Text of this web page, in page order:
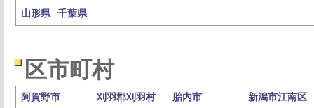
山形県
千葉県
区市町村
阿賀野市 刈羽郡刈羽村 胎内市
新潟市江南区